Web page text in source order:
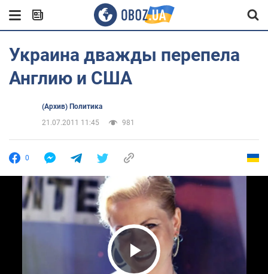
Украина дважды перепела
Англию и США
(Архив) Политика
21.07.2011 11:45
981
0